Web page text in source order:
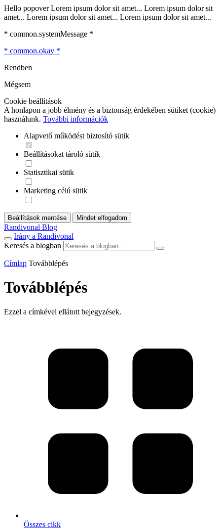
Hello popover Lorem ipsum dolor sit amet... Lorem ipsum dolor sit
amet... Lorem ipsum dolor sit amet... Lorem ipsum dolor sit amet...
* common.systemMessage *
* common.okay *
Rendben
Mégsem
Cookie beállítások
A honlapon a jobb élmény és a biztonság érdekében sütiket (cookie)
használunk. További információk
Alapvető működést biztosító sütik
Beállításokat tároló sütik
Statisztikai sütik
Marketing célú sütik
Beállítások mentése Mindet elfogadom
Randivonal Blog
Irány a Randivonal
Keresés a blogban
Címlap Továbblépés
Továbblépés
Ezzel a címkével ellátott bejegyzések.
Összes cikk